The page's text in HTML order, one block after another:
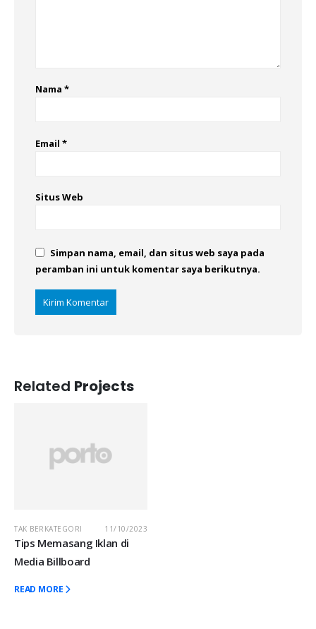
Nama *
Email *
Situs Web
Simpan nama, email, dan situs web saya pada
peramban ini untuk komentar saya berikutnya.
Related Projects
TAK BERKATEGORI 11/10/2023
Tips Memasang Iklan di
Media Billboard
READ MORE